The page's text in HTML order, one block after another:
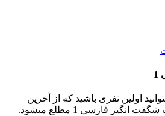
اولین نفری باشید که از آخرین
فارسی 1 مطلع میشود.